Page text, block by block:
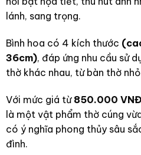
lánh, sang trọng.
Bình hoa có 4 kích thước
36cm), đáp ứng nhu cầu sử
thờ khác nhau, từ bàn thờ
Với mức giá từ850.000
là một vật phẩm thờ cúng
có ý nghĩa phong thủy sâu
đình.